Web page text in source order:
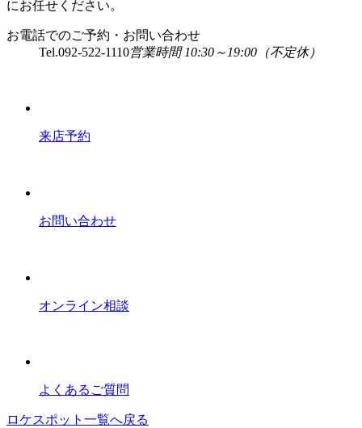
にお任せください。
お電話でのご予約・お問い合わせ
Tel.092-522-1110営業時間 10:30～19:00（不定休）
来店予約
お問い合わせ
オンライン相談
よくあるご質問
ロケスポット一覧へ戻る